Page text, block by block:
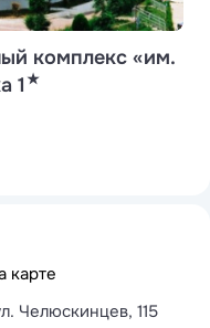
комплекс «им.
1★
Челюскинцев, 115